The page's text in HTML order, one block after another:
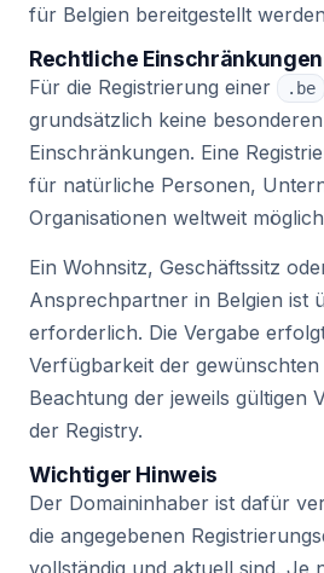
für Belgien bereitgestellt
Rechtliche Einschränkungen
Für die Registrierung einer .be
grundsätzlich keine
Einschränkungen. Eine
für natürliche Personen,
Organisationen weltweit
Ein Wohnsitz, Geschäftssitz
Ansprechpartner in Belgien ist
erforderlich. Die Vergabe
Verfügbarkeit der
Beachtung der jeweils gültigen
der Registry.
Wichtiger Hinweis
Der Domaininhaber ist dafür
die angegebenen